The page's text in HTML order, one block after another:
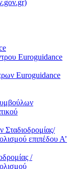
Euroguidance
Euroguidance
Σταδιοδρομίας/
επιπέδου Α’
/